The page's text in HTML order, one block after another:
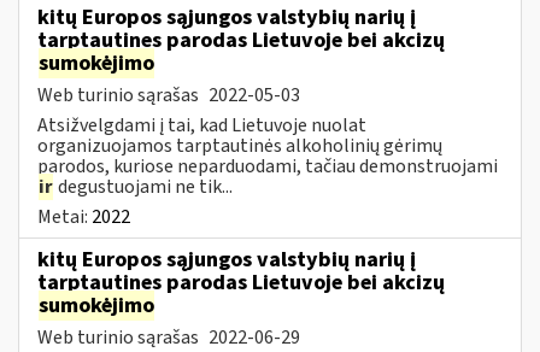
kitų Europos sąjungos valstybių narių į
tarptautines parodas Lietuvoje bei akcizų
sumokėjimo
Web turinio sąrašas 2022-05-03
Atsižvelgdami į tai, kad Lietuvoje nuolat
organizuojamos tarptautinės alkoholinių gėrimų
parodos, kuriose neparduodami, tačiau demonstruojami
irdegustuojami ne tik...
Metai: 2022
kitų Europos sąjungos valstybių narių į
tarptautines parodas Lietuvoje bei akcizų
sumokėjimo
Web turinio sąrašas 2022-06-29